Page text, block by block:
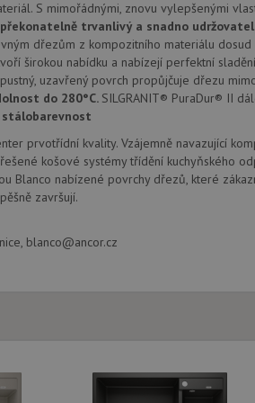
S mimořádnými, znovu vylepšenými
trvanlivý a snadno
dřezům z kompozitního materiálu
širokou nabídku a nabízejí perfektní
uzavřený povrch propůjčuje dřezu
do 280°C. SILGRANIT® PuraDur® II
prvotřídní kvality. Vzájemně navazující
košové systémy třídění kuchyňského
Blanco nabízené povrchy dřezů, které
završují.
blanco@ancor.cz
a jakoukoli reklamu, kterou koncový uživatel
návštěvou uvedeného webu.
název souboru cookie, ale pokud je
cookie relace, bude pravděpodobně
správu stavu relace.
název souboru cookie, ale pokud je
cookie relace, bude pravděpodobně
cookie nastavuje společnost DoubleClick
společnost Google), aby zjistila, zda prohlížeč
podporuje soubory cookie.
cookie nastavuje YouTube ke sledování
nastavuje společnost Doubleclick a
rozhraní Youtube.